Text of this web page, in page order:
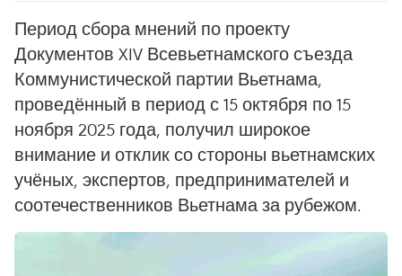
Период сбора мнений по проекту
Документов XIV Всевьетнамского съезда
Коммунистической партии Вьетнама,
проведённый в период с 15 октября по 15
ноября 2025 года, получил широкое
внимание и отклик со стороны вьетнамских
учёных, экспертов, предпринимателей и
соотечественников Вьетнама за рубежом.